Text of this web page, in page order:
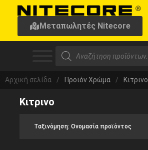
Μεταπωλητές Nitecore
Αρχική σελίδα / Προϊόν Χρώμα / Κιτρινο
Κιτρινο